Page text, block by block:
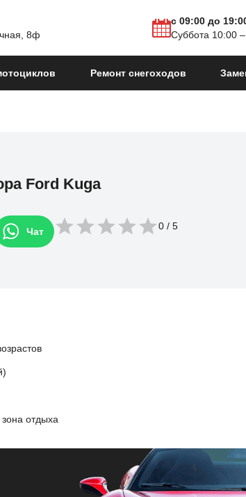
8ф
с 09:00 до
Суббота 10:00
Ремонт снегоходов
Ford Kuga
Чат 0
отдыха